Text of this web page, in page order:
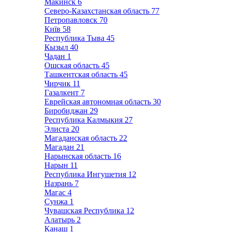
Макинск 6
Северо-Казахстанская область 77
Петропавловск 70
Київ 58
Республика Тыва 45
Кызыл 40
Чадан 1
Ошская область 45
Ташкентская область 45
Чирчик 11
Газалкент 7
Еврейская автономная область 30
Биробиджан 29
Республика Калмыкия 27
Элиста 20
Магаданская область 22
Магадан 21
Нарынская область 16
Нарын 11
Республика Ингушетия 12
Назрань 7
Магас 4
Сунжа 1
Чувашская Республика 12
Алатырь 2
Канаш 1